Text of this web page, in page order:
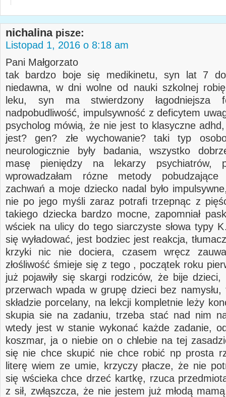
nichalina pisze:
Listopad 1, 2016 o 8:18 am
Pani Małgorzato
tak bardzo boje się medikinetu, syn lat 7
niedawna, w dni wolne od nauki szkolnej
leku, syn ma stwierdzony łagodniejsza
nadpobudliwość, impulsywność z deficytem
psycholog mówią, że nie jest to klasyczne
jest? gen? złe wychowanie? taki typ
neurologicznie były badania, wszystko
masę pieniędzy na lekarzy psychiatrów,
wprowadzałam rózne metody
zachwań a moje dziecko nadal było
nie po jego myśli zaraz potrafi trzepnąc z
takiego dziecka bardzo mocne, zapomniał
wściek na ulicy do tego siarczyste słowa typy
się wyładować, jest bodziec jest reakcja,
krzyki nic nie dociera, czasem wręcz
złośliwość śmieje się z tego , początek roku
już pojawiły się skargi rodziców, że bije dzieci,
przerwach wpada w grupę dzieci bez namysłu,
składzie porcelany, na lekcji kompletnie leży
skupia sie na zadaniu, trzeba stać nad nim
wtedy jest w stanie wykonać każde zadanie,
koszmar, ja o niebie on o chlebie na tej
się nie chce skupić nie chce robić np prosta
literę wiem ze umie, krzyczy płacze, że nie
się wścieka chce drzeć kartkę, rzuca
z sił, zwłąszcza, że nie jestem już młodą